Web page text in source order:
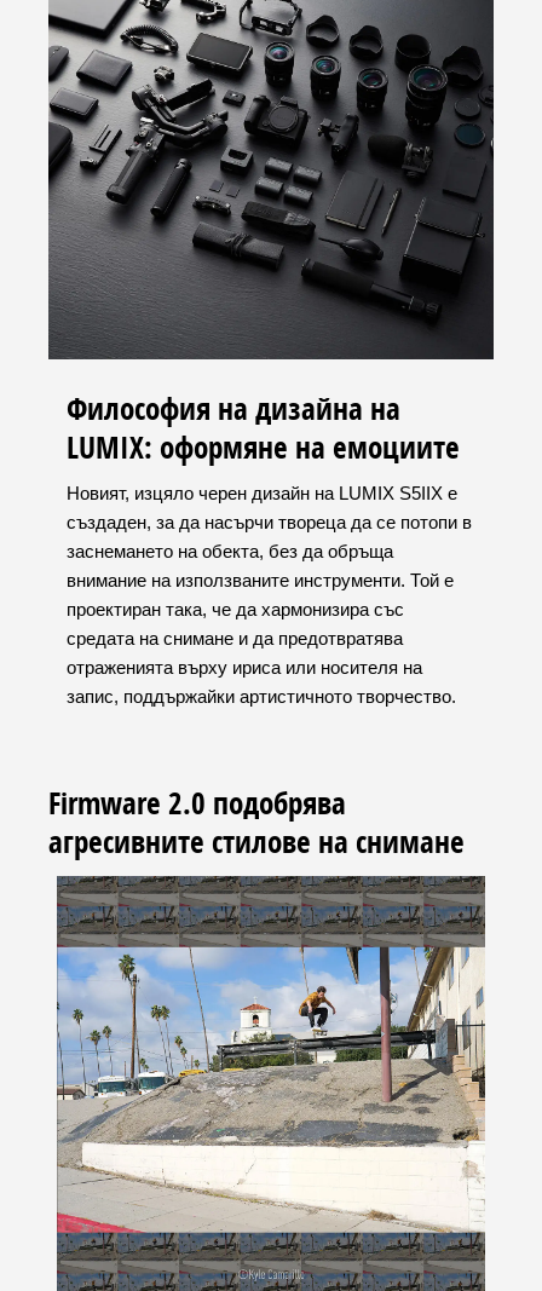
Философия на дизайна на
LUMIX: оформяне на емоциите
Новият, изцяло черен дизайн на LUMIX S5IIX е
създаден, за да насърчи твореца да се потопи в
заснемането на обекта, без да обръща
внимание на използваните инструменти. Той е
проектиран така, че да хармонизира със
средата на снимане и да предотвратява
отраженията върху ириса или носителя на
запис, поддържайки артистичното творчество.
Firmware 2.0 подобрява
агресивните стилове на снимане